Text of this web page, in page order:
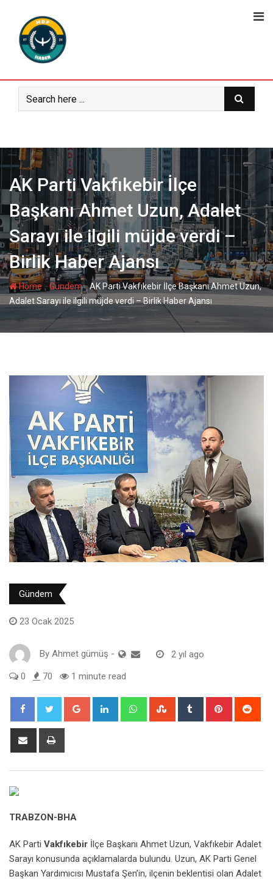
content
AK Parti Vakfıkebir İlçe
Başkanı Ahmet Uzun, Adalet
Sarayı ile ilgili müjde verdi –
Birlik Haber Ajansı
Home-Gündem-AK Parti Vakfıkebir İlçe Başkanı Ahmet Uzun,
Adalet Sarayı ile ilgili müjde verdi – Birlik Haber Ajansı
Gündem
23 Ocak 2025
By Ahmet gümüş - 2 yıl ago
0 70 1 minute read
Google+ LinkedIn WhatsappStumbleUpon
Tumblr Pinterest
Share
TRABZON-BHA
AK Parti Vakfıkebir İlçe Başkanı Ahmet Uzun, Vakfıkebir Adalet
Sarayı konusunda açıklamalarda bulundu. Uzun, AK Parti Genel
Başkan Yardımıcısı Mustafa Şen’in, ilçenin beklentisi olan Adalet